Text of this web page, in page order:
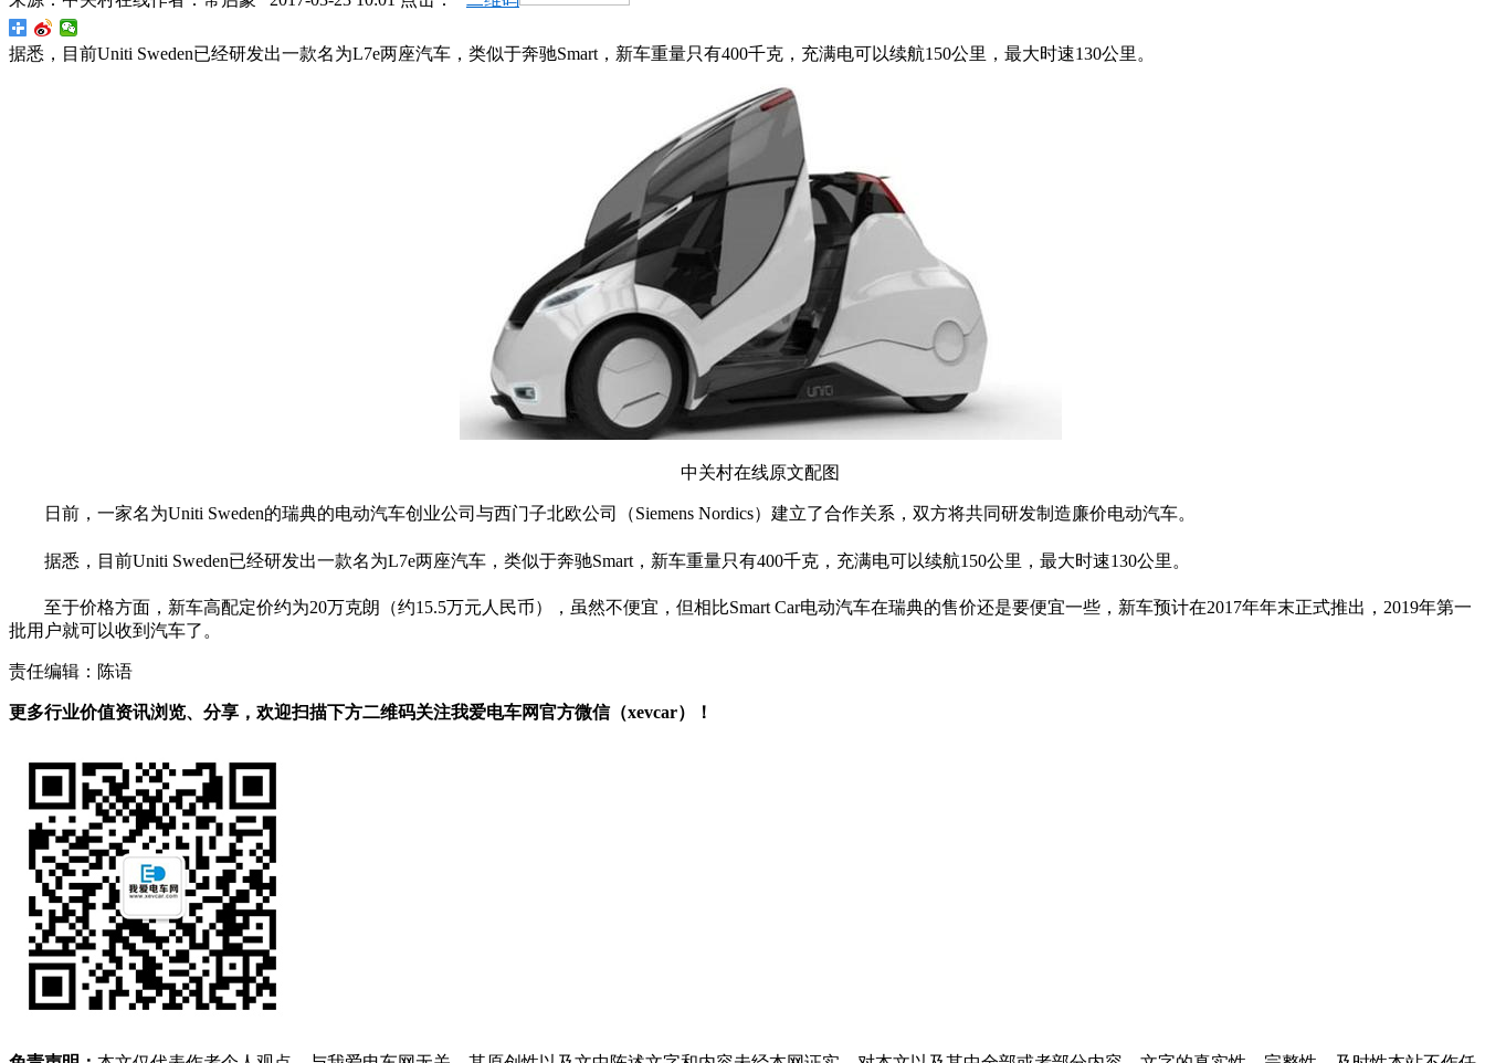
据悉，目前Uniti Sweden已经研发出一款名为L7e两座汽车，类似于奔驰Smart，新车重量只有400千克，充满电可以续航150公里，最大时速130公里。
中关村在线原文配图
日前，一家名为Uniti Sweden的瑞典的电动汽车创业公司与西门子北欧公司（Siemens Nordics）建立了合作关系，双方将共同研发制造廉价电动汽车。
据悉，目前Uniti Sweden已经研发出一款名为L7e两座汽车，类似于奔驰Smart，新车重量只有400千克，充满电可以续航150公里，最大时速130公里。
至于价格方面，新车高配定价约为20万克朗（约15.5万元人民币），虽然不便宜，但相比Smart Car电动汽车在瑞典的售价还是要便宜一些，新车预计在2017年年末正式推出，2019年第一
批用户就可以收到汽车了。
责任编辑：陈语
更多行业价值资讯浏览、分享，欢迎扫描下方二维码关注我爱电车网官方微信（xevcar）！